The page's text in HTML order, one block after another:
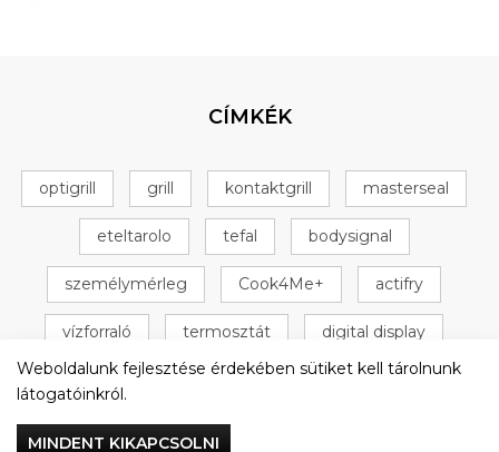
CÍMKÉK
optigrill grill kontaktgrill masterseal
eteltarolo tefal bodysignal
személymérleg Cook4Me+ actifry
vízforraló termosztát digital display
+ 16 következő
Weboldalunk fejlesztése érdekében sütiket kell tárolnunk
látogatóinkról.
MINDENT KIKAPCSOLNI